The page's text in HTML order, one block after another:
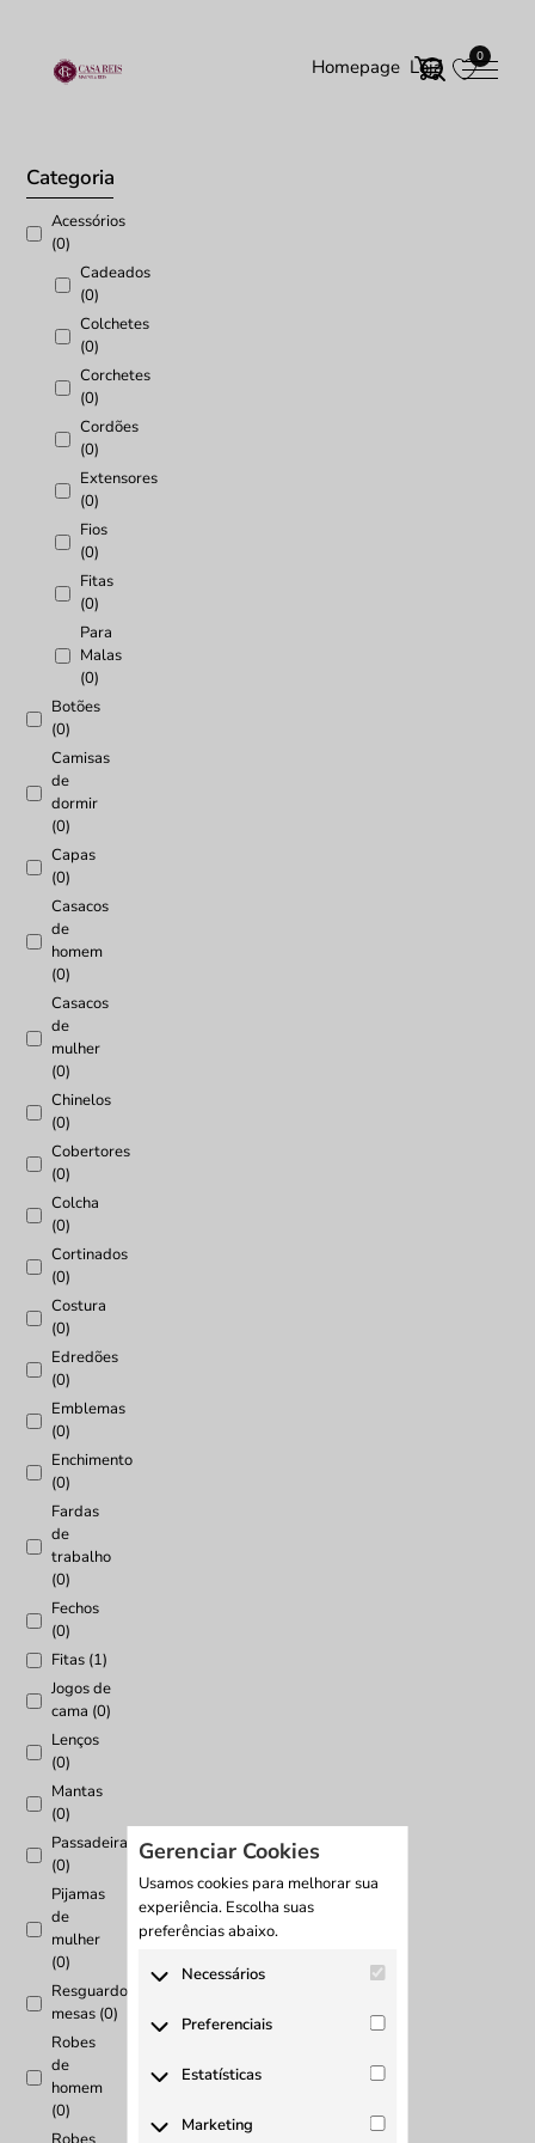
Homepage Loja 0
Categoria
Acessórios
(0)
Cadeados
(0)
Colchetes
(0)
Corchetes
(0)
Cordões
(0)
Extensores
(0)
Fios
(0)
Fitas
(0)
Para
Malas
(0)
Botões
(0)
Camisas
de
dormir
(0)
Capas
(0)
Casacos
de
homem
(0)
Casacos
de
mulher
(0)
Chinelos
(0)
Cobertores
(0)
Colcha
(0)
Cortinados
(0)
Costura
(0)
Edredões
(0)
Emblemas
(0)
Enchimento
(0)
Fardas
de
trabalho
(0)
Fechos
(0)
Fitas (1)
Jogos de
cama (0)
Lenços
(0)
Mantas
(0)
Passadeiras
(0)
Pijamas
de
mulher
(0)
Resguardo
mesas (0)
Robes
de
homem
(0)
Gerenciar Cookies
Usamos cookies para melhorar sua
experiência. Escolha suas
preferências abaixo.
Necessários
Os cookies necessários são
do site e o site não funcionará
da maneira pretendida sem
eles. Esses cookies não
armazenam nenhum dado de
Preferenciais
Os cookies preferenciais ajudam
funcionalidades, como
Estatísticas
Cookies estatísticos são usados
Marketing